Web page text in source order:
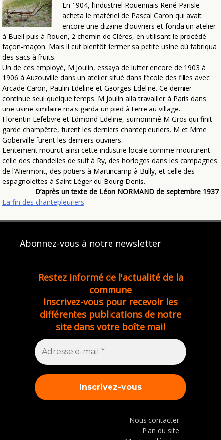
En 1904, l’industriel Rouennais René Parisle
acheta le matériel de Pascal Caron qui avait
encore une dizaine d’ouvriers et fonda un atelier
à Bueil puis à Rouen, 2 chemin de Cléres, en utilisant le procédé
façon-maçon. Mais il dut bientôt fermer sa petite usine où fabriqua
des sacs à fruits.
Un de ces employé, M Joulin, essaya de lutter encore de 1903 à
1906 à Auzouville dans un atelier situé dans l’école des filles avec
Arcade Caron, Paulin Edeline et Georges Edeline. Ce dernier
continue seul quelque temps. M Joulin alla travailler à Paris dans
une usine similaire mais garda un pied à terre au village.
Florentin Lefebvre et Edmond Edeline, surnommé M Gros qui finit
garde champêtre, furent les derniers chantepleuriers. M et Mme
Goberville furent les derniers ouvriers.
Lentement mourut ainsi cette industrie locale comme moururent
celle des chandelles de suif à Ry, des horloges dans les campagnes
de l’Aliermont, des potiers à Martincamp à Bully, et celle des
espagnolettes à Saint Léger du Bourg Denis.
D’après un texte de Léon NORMAND de septembre 1937
La fin des chantepleuriers
Abonnez-vous à notre newsletter
Restez informé de l'actualité de la
commune
Inscrivez-vous pour recevoir les
différentes publications de notre
site dans votre boîte mail
Nous contacter
Plan du site